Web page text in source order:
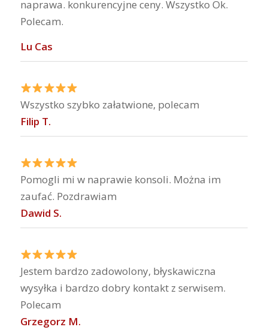
naprawa. konkurencyjne ceny. Wszystko Ok.
Polecam.
Lu Cas
Wszystko szybko załatwione, polecam
Filip T.
Pomogli mi w naprawie konsoli. Można im
zaufać. Pozdrawiam
Dawid S.
Jestem bardzo zadowolony, błyskawiczna
wysyłka i bardzo dobry kontakt z serwisem.
Polecam
Grzegorz M.